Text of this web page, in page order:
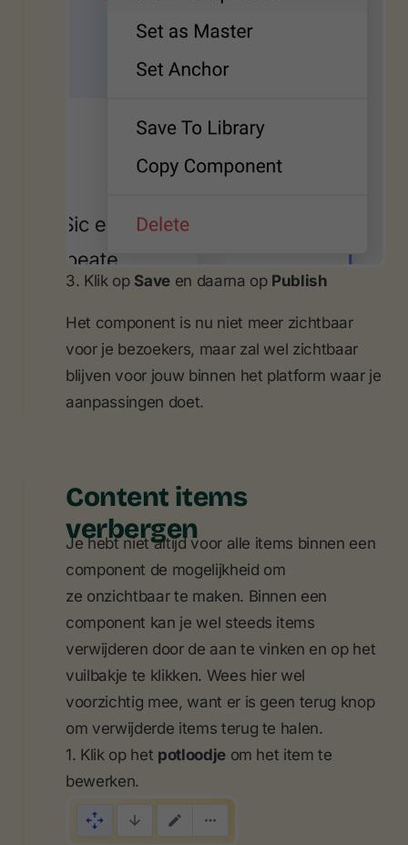
3. Klik op Saveen daarna op Publish
Het component is nu niet meer zichtbaar
voor je bezoekers, maar zal wel zichtbaar
blijven voor jouw binnen het platform waar je
aanpassingen doet.
Content items
verbergen
Je hebt niet altijd voor alle items binnen een
component de mogelijkheid om
ze onzichtbaar te maken. Binnen een
component kan je wel steeds items
verwijderen door de aan te vinken en op het
vuilbakje te klikken. Wees hier wel
voorzichtig mee, want er is geen terug knop
om verwijderde items terug te halen.
1. Klik op het potloodjeom het item te
bewerken.